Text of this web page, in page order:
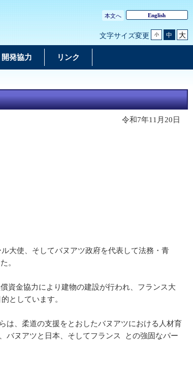
本文へ English
文字サイズ変更 小 中 大
開発協力 リンク
令和7年11月20日
大使、そしてバヌアツ政府を代表して法務・青
。
資金協力により建物の建設が行われ、フランス大
としています。
は、柔道の支援をとおしたバヌアツにおける人材育
バヌアツと日本、そしてフランス との強固なパー